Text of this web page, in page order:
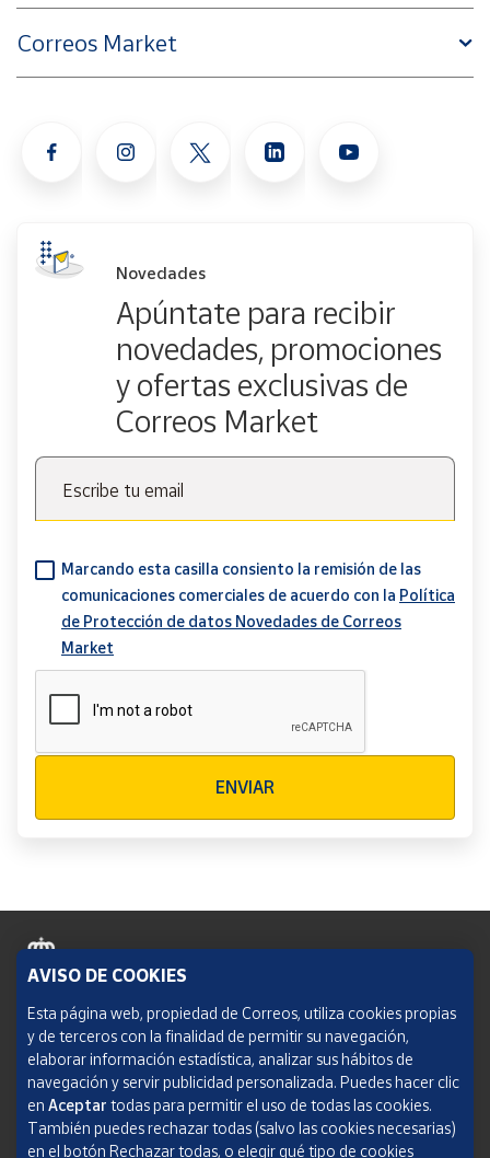
Correos Market
Novedades
Apúntate para recibir
novedades, promociones
y ofertas exclusivas de
Correos Market
Escribe tu email
Marcando esta casilla consiento la remisión de las
comunicaciones comerciales de acuerdo con la Política
de Protección de datos Novedades de Correos
Market
ENVIAR
Política de cookies
Aviso legal
Condiciones del servicio
Política de Privacidad Web
AVISO DE COOKIES
Esta página web, propiedad de Correos, utiliza cookies propias
y de terceros con la finalidad de permitir su navegación,
elaborar información estadística, analizar sus hábitos de
navegación y servir publicidad personalizada. Puedes hacer clic
en Aceptar todas para permitir el uso de todas las cookies.
También puedes rechazar todas (salvo las cookies necesarias)
en el botón Rechazar todas, o elegir qué tipo de cookies